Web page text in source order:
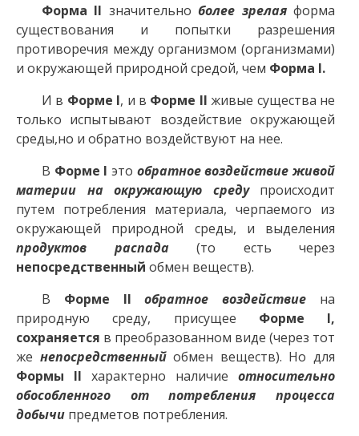
Форма II значительно более зрелаяформа
существования и попытки разрешения
противоречия между организмом (организмами)
и окружающей природной средой, чем Форма I.
И в Форме I, и в Форме II живые существа не
только испытывают воздействие окружающей
среды,но и обратно воздействуют на нее.
В Форме Iэто обратное воздействие живой
материи на окружающую средупроисходит
путем потребления материала, черпаемого из
окружающей природной среды, и выделения
продуктов распада (то есть через
непосредственный обмен веществ).
В Форме II обратное воздействие на
природную среду, присущее Форме I,
сохраняется в преобразованном виде (через тот
же непосредственныйобмен веществ). Но для
Формы II характерно наличие относительно
обособленного от потребления процесса
добычи предметов потребления.